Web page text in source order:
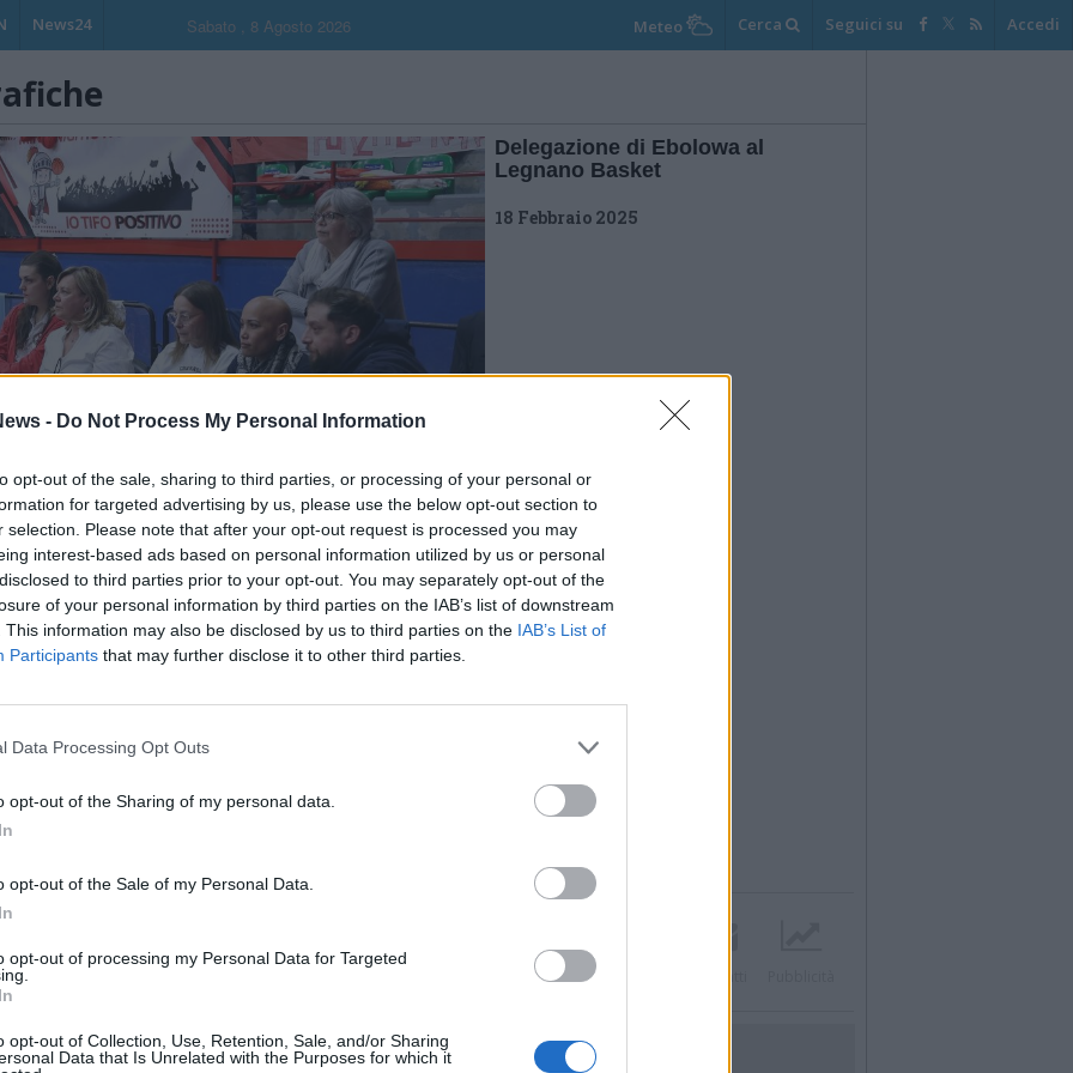
- Do Not Process My Personal Information
opt-out of the sale, sharing to third parties, or processing of your personal or
for targeted advertising by us, please use the below opt-out section to
selection. Please note that after your opt-out request is processed you may
interest-based ads based on personal information utilized by us or personal
to third parties prior to your opt-out. You may separately opt-out of the
of your personal information by third parties on the IAB’s list of downstream
This information may also be disclosed by us to third parties on the IAB’s List of
Participants that may further disclose it to other third parties.
Data Processing Opt Outs
opt-out of the Sharing of my personal data.
opt-out of the Sale of my Personal Data.
opt-out of processing my Personal Data for Targeted
opt-out of Collection, Use, Retention, Sale, and/or Sharing
Data that Is Unrelated with the Purposes for which it
News24 Sabato , 8 Agosto 2026 Meteo Cerca Seguici su Accedi
1 di 7
domenica da incorniciare per il Legnano Basket
Delegazione di Ebolowa al
Legnano Basket
18 Febbraio 2025
Twitter
MULTIMEDIA
Gallerie Fotografiche
COMUNITÀ
Foto dei lettori